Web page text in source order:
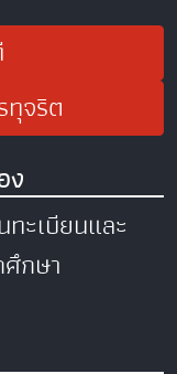
ทุจริต
ง
ทะเบียนและ
กษา